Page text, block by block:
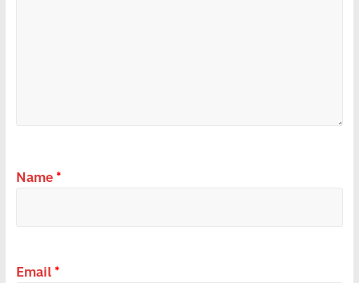
Name *
Email *